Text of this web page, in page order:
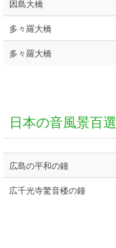
因島大橋
多々羅大橋
多々羅大橋
日本の音風景百選
広島の平和の鐘
広千光寺驚音楼の鐘